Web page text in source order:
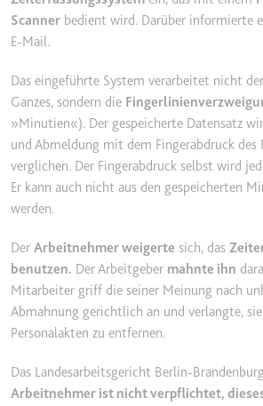
Zweck:
Wird verwendet, um
zu senden. Erfasst
über Geräte und
hinweg.
Ablauf:
2 Jahre
_ga_#
Anbieter:
smartlaw.de
Zweck:
Wird verwendet, um
Google Analytics über
und das Verhalten des
über Geräte und
hinweg.
YouTube-Videos zu
Typ:
HTTP-Cookie
YSC
Anbieter:
youtube.com
Zweck:
Registriert eine
gesehen hat, zu
Ablauf:
Sitzung
HTTP-Cookie
Scanner bedient wird. Darüber informierte
E-Mail.
Das eingeführte System verarbeitet nicht
Ganzes, sondern die
»Minutien«). Der gespeicherte Datensatz
und Abmeldung mit dem Fingerabdruck
verglichen. Der Fingerabdruck selbst wird
Er kann auch nicht aus den gespeicherten
werden.
Der Arbeitnehmer weigerte sich, das
benutzen. Der Arbeitgeber mahnte ihn
Mitarbeiter griff die seiner Meinung nach
Abmahnung gerichtlich an und verlangte, sie
Personalakten zu entfernen.
Das Landesarbeitsgericht Berlin-
Arbeitnehmer ist nicht verpflichtet,